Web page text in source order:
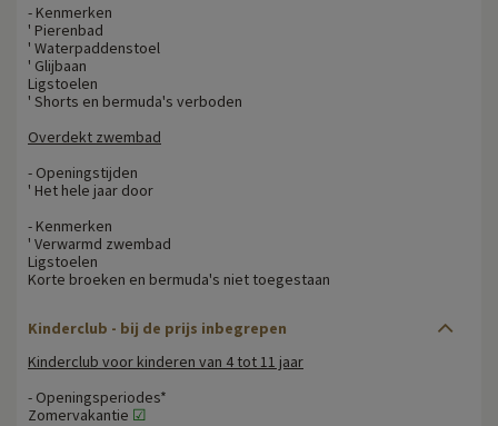
- Kenmerken
' Pierenbad
' Waterpaddenstoel
' Glijbaan
Ligstoelen
' Shorts en bermuda's verboden
Overdekt zwembad
- Openingstijden
' Het hele jaar door
- Kenmerken
' Verwarmd zwembad
Ligstoelen
Korte broeken en bermuda's niet toegestaan
Kinderclub - bij de prijs inbegrepen
Kinderclub voor kinderen van 4 tot 11 jaar
- Openingsperiodes*
Zomervakantie ☑